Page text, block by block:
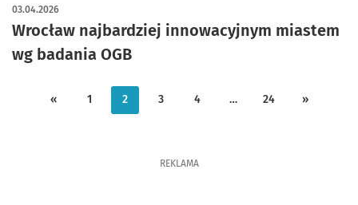
Wrocław najbardziej innowacyjnym miastem
wg badania OGB
03.04.2026
« 1 2 3 4 … 24 »
REKLAMA